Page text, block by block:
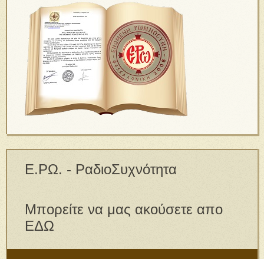
Ε.ΡΩ. - ΡαδιοΣυχνότητα
Μπορείτε να μας ακούσετε απο
ΕΔΩ